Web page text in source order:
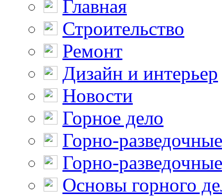
Главная
Строительство
Ремонт
Дизайн и интерьер
Новости
Горное дело
Горно-
Горно-
Основы горного